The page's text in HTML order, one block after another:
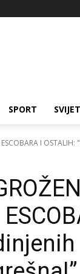
SPORT SVIJET
ESCOBARA I